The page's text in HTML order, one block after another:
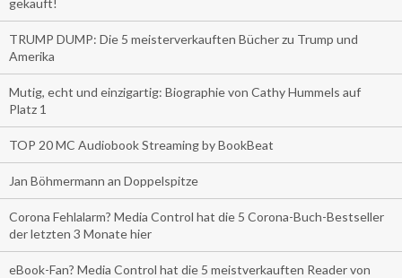
gekauft!
TRUMP DUMP: Die 5 meisterverkauften Bücher zu Trump und
Amerika
Mutig, echt und einzigartig: Biographie von Cathy Hummels auf
Platz 1
TOP 20 MC Audiobook Streaming by BookBeat
Jan Böhmermann an Doppelspitze
Corona Fehlalarm? Media Control hat die 5 Corona-Buch-Bestseller
der letzten 3 Monate hier
eBook-Fan? Media Control hat die 5 meistverkauften Reader von